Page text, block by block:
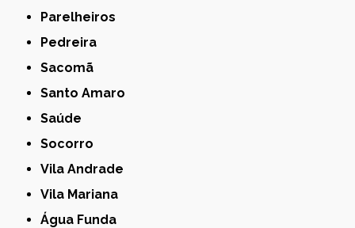
Parelheiros
Pedreira
Sacomã
Santo Amaro
Saúde
Socorro
Vila Andrade
Vila Mariana
Água Funda